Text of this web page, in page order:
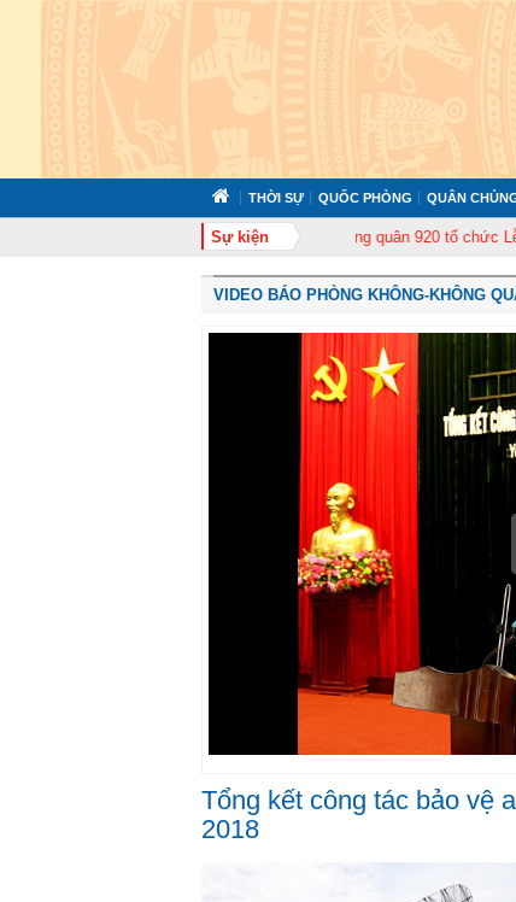
THỜI SỰ QUỐC PHÒNG QUÂN
Sự kiện
Trung đoàn Không quân 920 tổ chức Lễ kỷ
VIDEO BÁO PHÒNG KHÔNG-KHÔNG
Tổng kết công tác bảo vệ
2018